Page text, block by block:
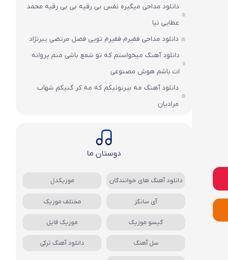
دانلود مداحی میگیره نفس بی رقیه بی بی رقیه محمد
عطایی نیا
دانلود مداحی فقیرم فقیرم تویی فضل مرتضی یبرنژاد
دانلود آهنگ میخواستم که تو شمع باشی منم پروانه
ات باشم هوش مصنوعی
دانلود آهنگ مه بیرنونیکم که مه کر گنیکم شهاب
مرادیان
دوستان ما
دانلود آهنگ های خوانندگان موزیکدل
آی سانگز مختلف موزیک
گیسو موزیک موزیک فایل
سل آهنگ دانلود آهنگ ترکی